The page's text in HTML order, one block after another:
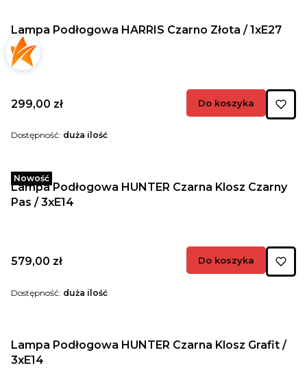
Lampa Podłogowa HARRIS Czarno Złota / 1xE27
Cena
299,00 zł Do koszyka
Dostępność: duża ilość
Nowość
Lampa Podłogowa HUNTER Czarna Klosz Czarny
Pas / 3xE14
Cena
579,00 zł Do koszyka
Dostępność: duża ilość
Lampa Podłogowa HUNTER Czarna Klosz Grafit /
3xE14